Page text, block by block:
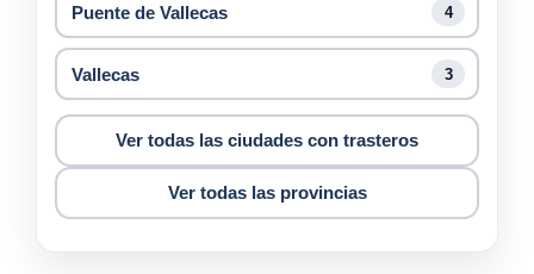
Puente de Vallecas 4
Vallecas 3
Ver todas las ciudades con trasteros
Ver todas las provincias